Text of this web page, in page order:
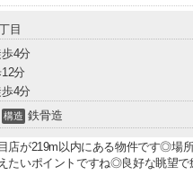
目
4分
分
4分
構造 鉄骨造
店が219m以内にある物件です◎場
たいポイントですね◎良好な眺望で